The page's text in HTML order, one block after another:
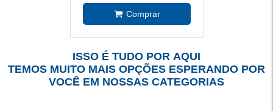
ISSO É TUDO POR AQUI
TEMOS MUITO MAIS OPÇÕES ESPERANDO POR
VOCÊ EM NOSSAS CATEGORIAS